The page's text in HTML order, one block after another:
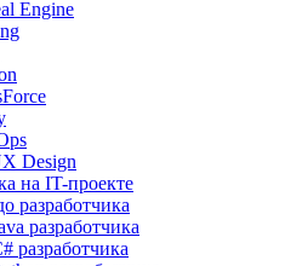
Engine
Design
на IT-проекте
разработчика
разработчика
разработчика